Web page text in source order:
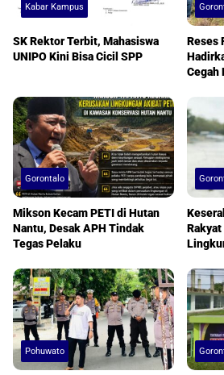
Kabar Kampus
SK Rektor Terbit, Mahasiswa
UNIPO Kini Bisa Cicil SPP
Reses
Cegah
Gorontalo
Mikson Kecam PETI di Hutan
Nantu, Desak APH Tindak
Tegas Pelaku
Pohuwato